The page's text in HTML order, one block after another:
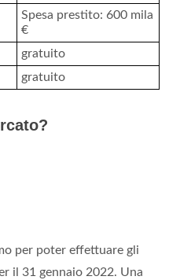
Spesa prestito: 600 mila
€
gratuito
gratuito
per poter effettuare gli
il 31 gennaio 2022. Una